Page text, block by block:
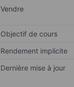
Vendre
Objectif de cours
Rendement implicite
Dernière mise à jour